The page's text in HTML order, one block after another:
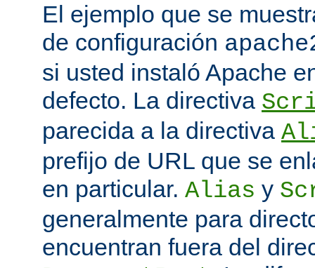
El ejemplo que se
de configuración
si usted instaló Apache
defecto. La directiva
parecida a la directiva
prefijo de URL que se
en particular. Alias y
generalmente para
encuentran fuera del